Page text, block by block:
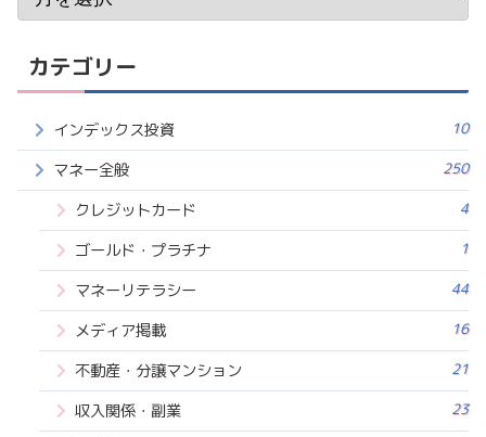
カテゴリー
インデックス投資 10
マネー全般 250
クレジットカード 4
ゴールド・プラチナ 1
マネーリテラシー 44
メディア掲載 16
不動産・分譲マンション 21
収入関係・副業 23